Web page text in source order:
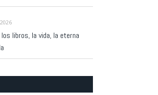
los libros, la vida, la eterna